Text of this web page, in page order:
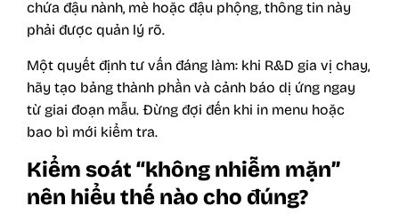
chứa đậu nành, mè hoặc đậu phộng, thông tin này
phải được quản lý rõ.
Một quyết định tư vấn đáng làm: khi R&D gia vị chay,
hãy tạo bảng thành phần và cảnh báo dị ứng ngay
từ giai đoạn mẫu. Đừng đợi đến khi in menu hoặc
bao bì mới kiểm tra.
Kiểm soát “không nhiễm mặn”
nên hiểu thế nào cho đúng?